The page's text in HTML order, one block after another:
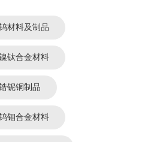
材料及制品
钛合金材料
铌铜制品
钼合金材料